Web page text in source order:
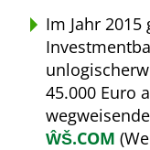
Im Jahr
45.000 Euro
ŴŠ.COM